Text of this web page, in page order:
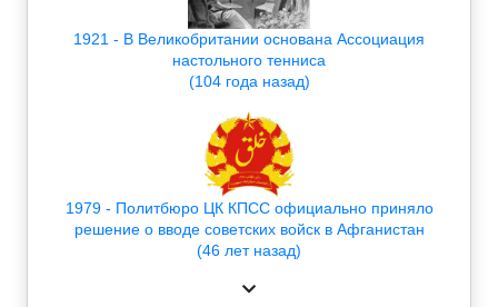
1921 - В Великобритании основана Ассоциация
настольного тенниса
(104 года назад)
1979 - Политбюро ЦК КПСС официально приняло
решение о вводе советских войск в Афганистан
(46 лет назад)